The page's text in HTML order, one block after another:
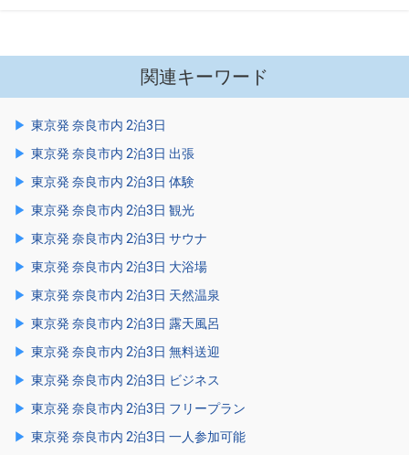
関連キーワード
東京発 奈良市内 2泊3日
東京発 奈良市内 2泊3日 出張
東京発 奈良市内 2泊3日 体験
東京発 奈良市内 2泊3日 観光
東京発 奈良市内 2泊3日 サウナ
東京発 奈良市内 2泊3日 大浴場
東京発 奈良市内 2泊3日 天然温泉
東京発 奈良市内 2泊3日 露天風呂
東京発 奈良市内 2泊3日 無料送迎
東京発 奈良市内 2泊3日 ビジネス
東京発 奈良市内 2泊3日 フリープラン
東京発 奈良市内 2泊3日 一人参加可能